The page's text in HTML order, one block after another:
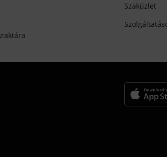
Szaküzlet